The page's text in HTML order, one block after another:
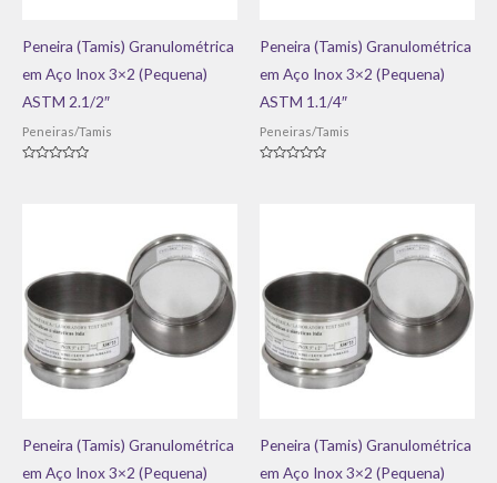
Peneira (Tamis) Granulométrica
em Aço Inox 3×2 (Pequena)
ASTM 2.1/2″
Peneiras/Tamis
Peneira (Tamis) Granulométrica
em Aço Inox 3×2 (Pequena)
ASTM 1.1/4″
Peneiras/Tamis
Peneira (Tamis) Granulométrica
em Aço Inox 3×2 (Pequena)
Peneira (Tamis) Granulométrica
em Aço Inox 3×2 (Pequena)